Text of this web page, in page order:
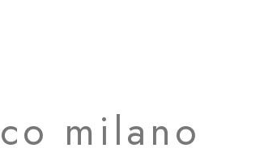
milano